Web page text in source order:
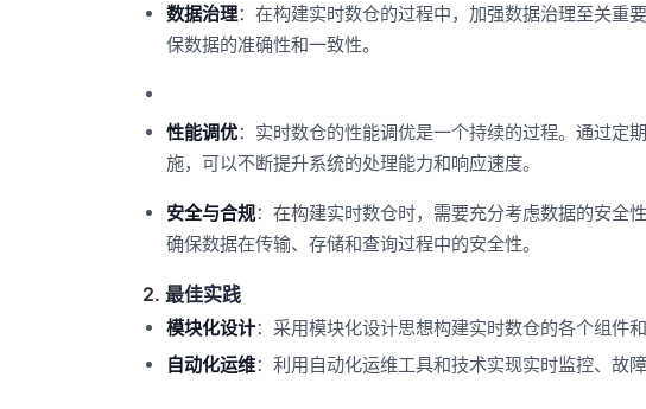
数据治理：在构建实时数仓的过程中，加强数据治理至关重
保数据的准确性和一致性。
性能调优：实时数仓的性能调优是一个持续的过程。通过定
施，可以不断提升系统的处理能力和响应速度。
安全与合规：在构建实时数仓时，需要充分考虑数据的安全
确保数据在传输、存储和查询过程中的安全性。
2. 最佳实践
模块化设计：采用模块化设计思想构建实时数仓的各个组件
自动化运维：利用自动化运维工具和技术实现实时监控、故